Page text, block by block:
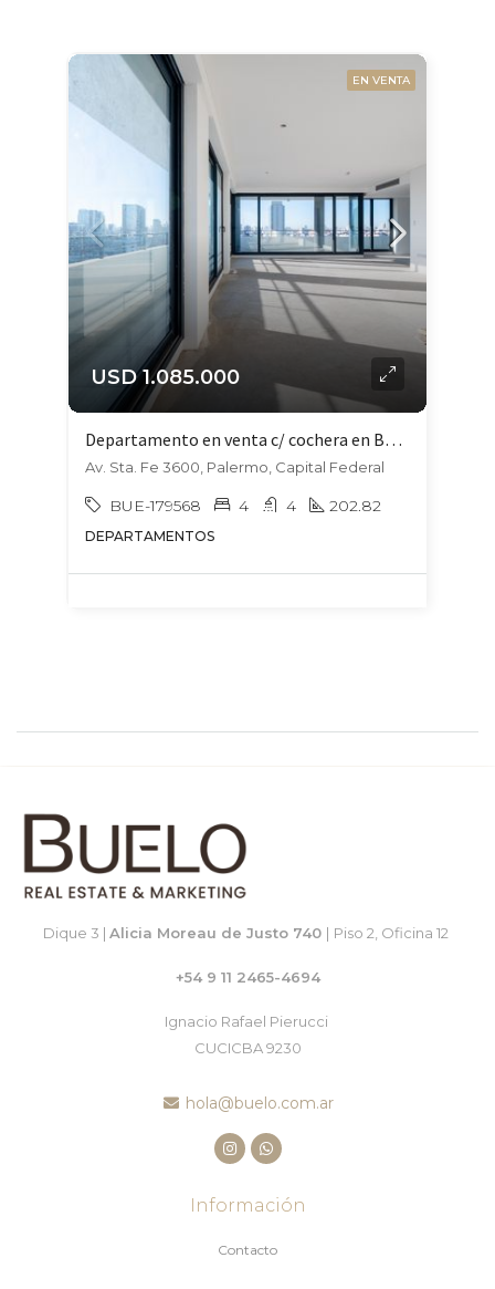
EN VENTA
USD 1.085.000
Departamento en venta c/ cochera en Botánico
Av. Sta. Fe 3600, Palermo, Capital Federal
BUE-179568 4 4 202.82
DEPARTAMENTOS
Dique 3 | Alicia Moreau de Justo 740 | Piso 2, Oficina 12
+54 9 11 2465-4694
Ignacio Rafael Pierucci
CUCICBA 9230
hola@buelo.com.ar
Información
Contacto